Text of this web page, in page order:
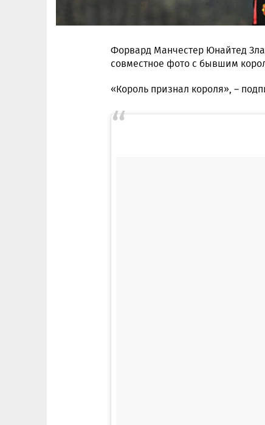
Форвард Манчестер Юнайтед
совместное фото с бывшим
«Король признал короля», –